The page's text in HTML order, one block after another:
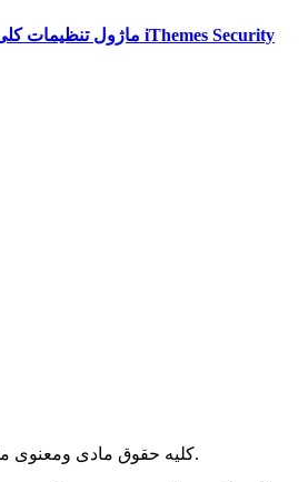
ماژول تنظیمات کلی در افزونه آیتم سکوریتی iThemes Security
کلیه حقوق مادی ومعنوی متعلق به سی پنل می باشد.